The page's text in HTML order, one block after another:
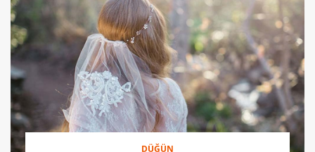
DÜĞÜN